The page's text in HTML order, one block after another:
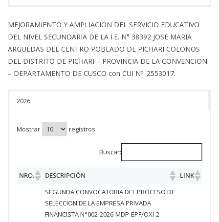
MEJORAMIENTO Y AMPLIACION DEL SERVICIO EDUCATIVO
DEL NIVEL SECUNDARIA DE LA I.E. N° 38392 JOSE MARIA
ARGUEDAS DEL CENTRO POBLADO DE PICHARI COLONOS
DEL DISTRITO DE PICHARI – PROVINCIA DE LA CONVENCION
– DEPARTAMENTO DE CUSCO con CUI Nº: 2553017.
2026
Mostrar registros
Buscar:
NRO. DESCRIPCIÓN
LINK
SEGUNDA CONVOCATORIA DEL PROCESO DE
SELECCION DE LA EMPRESA PRIVADA
FINANCISTA N°002-2026-MDP-EPF/OXI-2